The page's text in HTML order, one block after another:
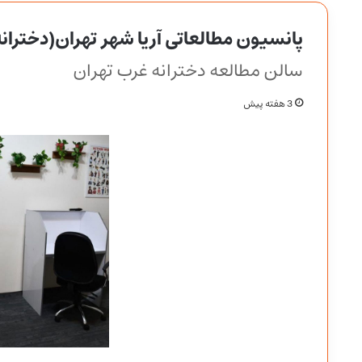
پانسیون مطالعاتی آریا شهر
سالن مطالعه دخترانه غرب تهران
3 هفته پیش